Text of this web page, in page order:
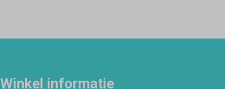
Winkel informatie